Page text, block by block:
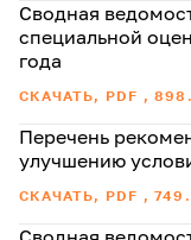
Сводная
специальной
года
СКАЧАТЬ, PDF ,
Перечень
улучшению
СКАЧАТЬ, PDF ,